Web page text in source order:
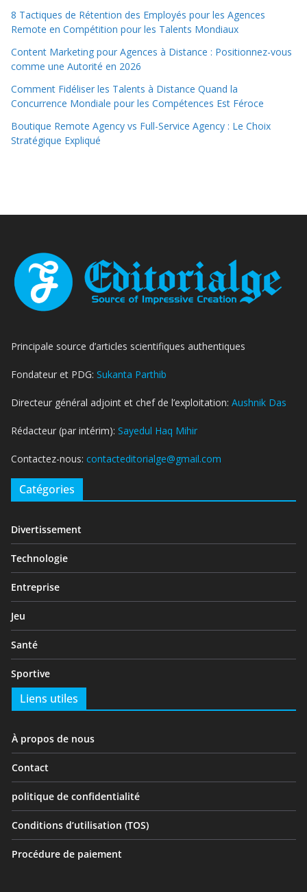
8 Tactiques de Rétention des Employés pour les Agences
Remote en Compétition pour les Talents Mondiaux
Content Marketing pour Agences à Distance : Positionnez-vous
comme une Autorité en 2026
Comment Fidéliser les Talents à Distance Quand la
Concurrence Mondiale pour les Compétences Est Féroce
Boutique Remote Agency vs Full-Service Agency : Le Choix
Stratégique Expliqué
Principale source d’articles scientifiques authentiques
Fondateur et PDG: Sukanta Parthib
Directeur général adjoint et chef de l’exploitation: Aushnik Das
Rédacteur (par intérim): Sayedul Haq Mihir
Contactez-nous: contacteditorialge@gmail.com
Catégories
Divertissement
Technologie
Entreprise
Jeu
Santé
Sportive
Liens utiles
À propos de nous
Contact
politique de confidentialité
Conditions d’utilisation (TOS)
Procédure de paiement